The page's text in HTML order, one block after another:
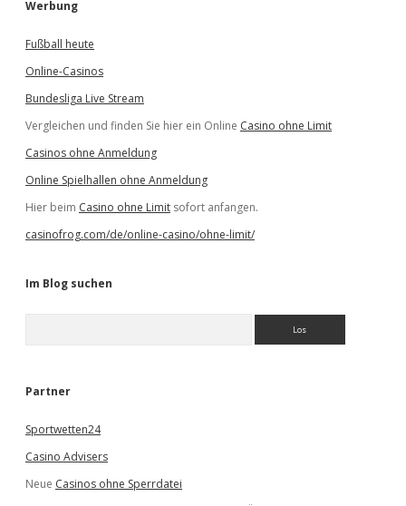
Werbung
Fußball heute
Online-Casinos
Bundesliga Live Stream
Vergleichen und finden Sie hier ein Online Casino ohne Limit
Casinos ohne Anmeldung
Online Spielhallen ohne Anmeldung
Hier beim Casino ohne Limit sofort anfangen.
casinofrog.com/de/online-casino/ohne-limit/
Im Blog suchen
e
Partner
Sportwetten24
Casino Advisers
Neue Casinos ohne Sperrdatei